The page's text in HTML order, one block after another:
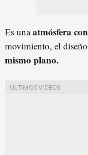
Es unaatmósfera
movimiento, el
mismo plano.